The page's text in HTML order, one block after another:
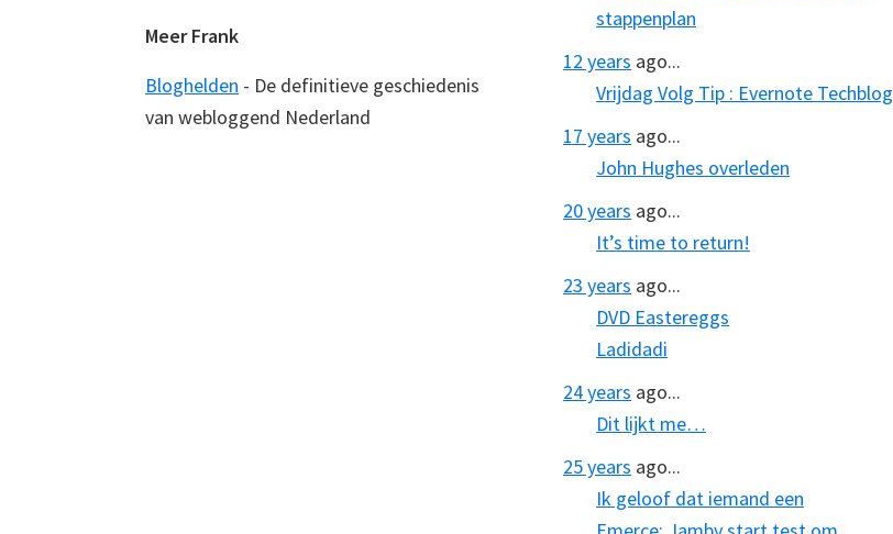
Meer Frank
Bloghelden - De definitieve geschiedenis
van webloggend Nederland
stappenplan
12 years ago...
Vrijdag Volg Tip : Evernote Techblog
17 years ago...
John Hughes overleden
20 years ago...
It’s time to return!
23 years ago...
DVD Eastereggs
Ladidadi
24 years ago...
Dit lijkt me…
25 years ago...
Ik geloof dat iemand een